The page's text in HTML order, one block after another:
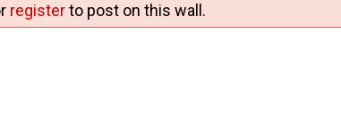
registerto post on this wall.